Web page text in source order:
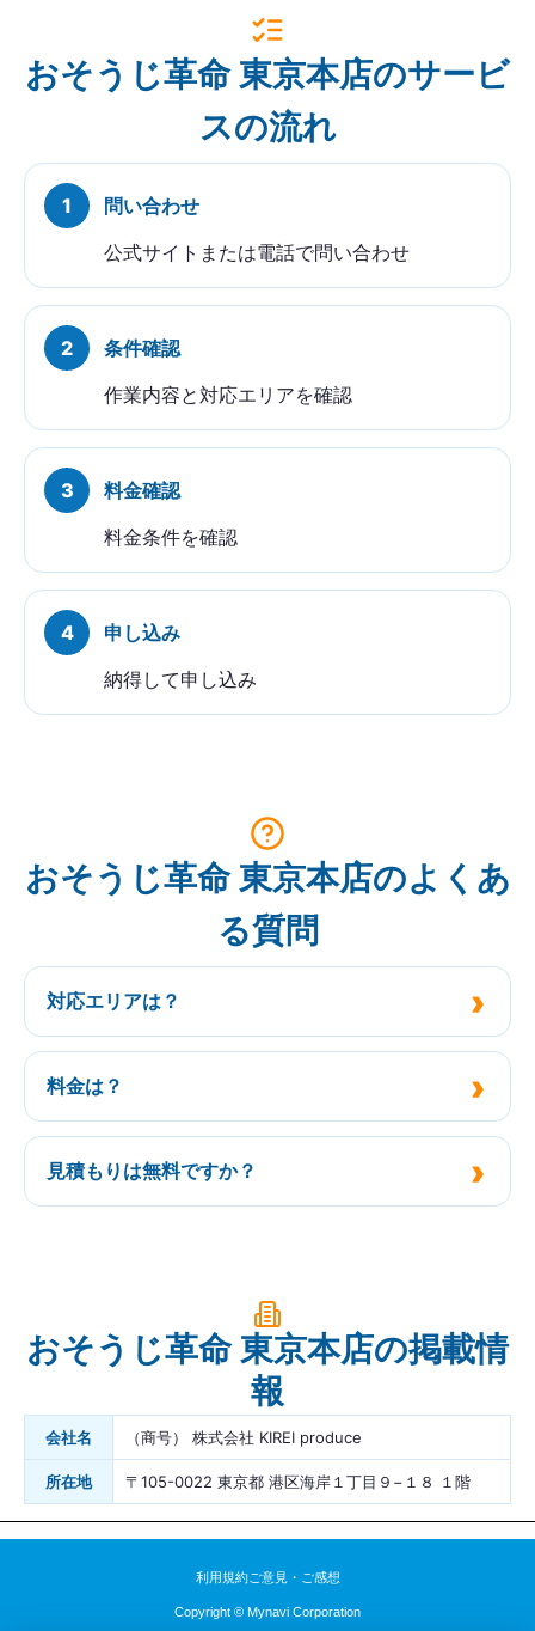
おそうじ革命 東京本店のサービ
スの流れ
問い合わせ
公式サイトまたは電話で問い合わせ
条件確認
作業内容と対応エリアを確認
料金確認
料金条件を確認
申し込み
納得して申し込み
おそうじ革命 東京本店のよくあ
る質問
対応エリアは？
料金は？
見積もりは無料ですか？
おそうじ革命 東京本店の掲載情
報
会社名 （商号） 株式会社 KIREI produce
所在地 〒105-0022 東京都 港区海岸１丁目９−１８ １階
利用規約ご意見・ご感想
Copyright © Mynavi Corporation